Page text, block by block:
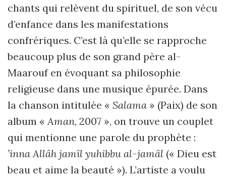
chants qui relèvent du spirituel, de son vécu
d’enfance dans les manifestations
confrériques. C’est là qu’elle se rapproche
beaucoup plus de son grand père al-
Maarouf en évoquant sa philosophie
religieuse dans une musique épurée. Dans
la chanson intitulée « Salama » (Paix) de son
album «Aman, 2007 », on trouve un couplet
qui mentionne une parole du prophète :
’inna Allâh jamîl yuhibbu al-jamâl (« Dieu est
beau et aime la beauté »). L’artiste a voulu